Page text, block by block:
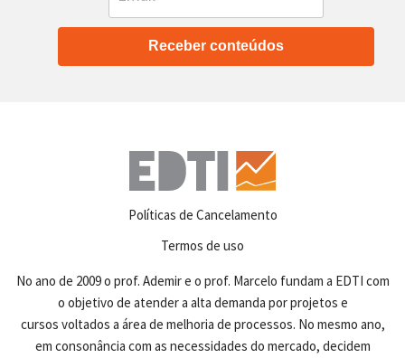
Receber conteúdos
Políticas de Cancelamento
Termos de uso
No ano de 2009 o prof. Ademir e o prof. Marcelo fundam a EDTI com
o objetivo de atender a alta demanda por projetos e
cursos voltados a área de melhoria de processos. No mesmo ano,
em consonância com as necessidades do mercado, decidem